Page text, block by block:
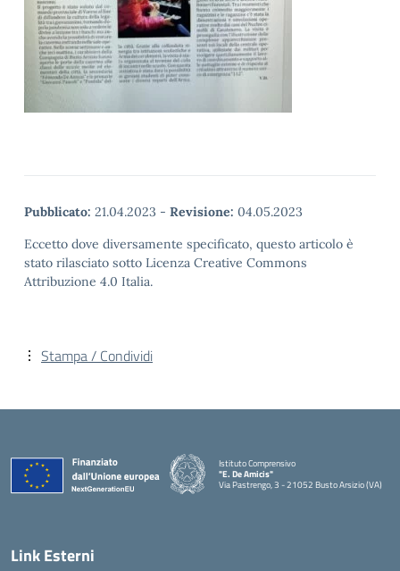
Pubblicato: 21.04.2023 - Revisione: 04.05.2023
Eccetto dove diversamente specificato, questo articolo è
stato rilasciato sotto Licenza Creative Commons
Attribuzione 4.0 Italia.
Stampa / Condividi
Istituto Comprensivo
"E. De Amicis"
Via Pastrengo, 3 - 21052 Busto Arsizio (VA)
Link Esterni